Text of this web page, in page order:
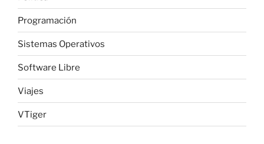
Programación
Sistemas Operativos
Software Libre
Viajes
VTiger